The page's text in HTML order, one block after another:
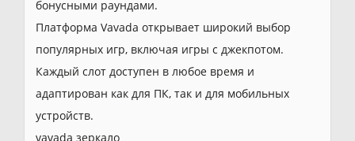
бонусными раундами.
Платформа Vavada открывает широкий выбор
популярных игр, включая игры с джекпотом.
Каждый слот доступен в любое время и
адаптирован как для ПК, так и для мобильных
устройств.
vavada зеркало